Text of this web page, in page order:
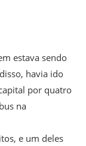
estava sendo
havia ido
por quatro
na
e um deles